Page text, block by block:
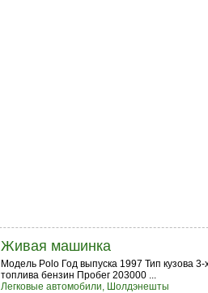
Живая машинка
Модель Polo Год выпуска 1997 Тип кузова
топлива бензин Пробег 203000 ...
Легковые автомобили, Шолдэнешты